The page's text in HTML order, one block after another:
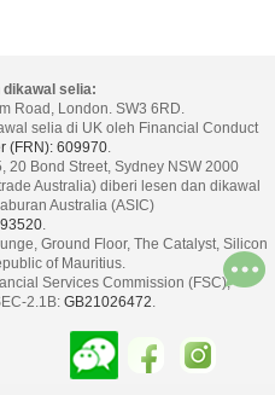
dikawal selia:
Road, London. SW3 6RD.
selia di UK oleh Financial Conduct
(FRN): 609970.
20 Bond Street, Sydney NSW 2000
Australia) diberi lesen dan dikawal
Australia (ASIC)
.
Ground Floor, The Catalyst, Silicon
of Mauritius.
Services Commission (FSC),
2.1B: GB21026472.